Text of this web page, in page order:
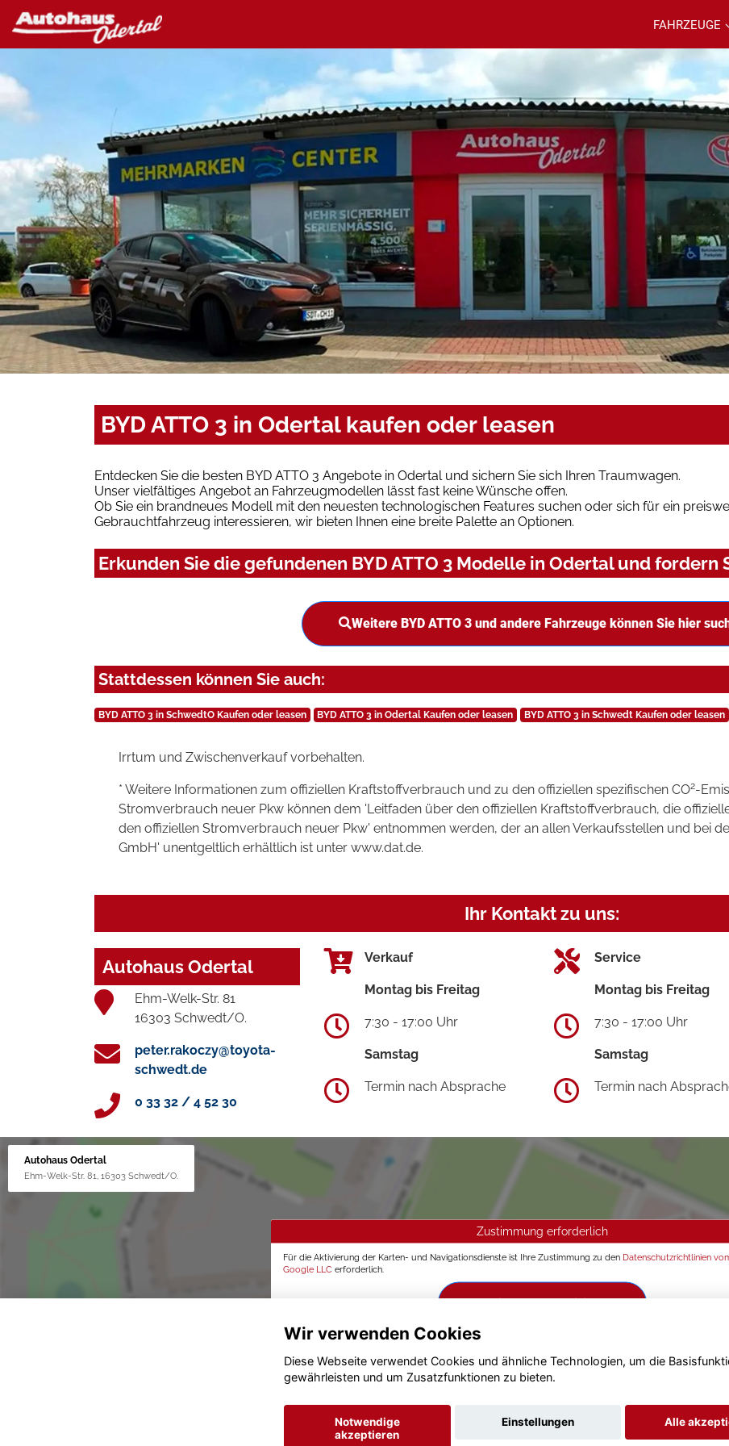
FAHRZEUGE
BYD ATTO 3 in Odertal kaufen oder leasen
Entdecken Sie die besten BYD ATTO 3 Angebote in Odertal und sichern Sie sich Ihren Traumwagen.
Unser vielfältiges Angebot an Fahrzeugmodellen lässt fast keine Wünsche offen.
Ob Sie ein brandneues Modell mit den neuesten technologischen Features suchen oder sich für ein
Gebrauchtfahrzeug interessieren, wir bieten Ihnen eine breite Palette an Optionen.
Erkunden Sie die gefundenen BYD ATTO 3 Modelle in Odertal und fordern
Weitere BYD ATTO 3 und andere Fahrzeuge können Sie hier
Stattdessen können Sie auch:
BYD ATTO 3 in SchwedtO Kaufen oder leasen BYD ATTO 3 in Odertal Kaufen oder leasen BYD ATTO 3 in Schwedt Kaufen oder leasen
Irrtum und Zwischenverkauf vorbehalten.
* Weitere Informationen zum offiziellen Kraftstoffverbrauch und zu den offiziellen spezifischen CO2-
Stromverbrauch neuer Pkw können dem 'Leitfaden über den offiziellen Kraftstoffverbrauch, die
den offiziellen Stromverbrauch neuer Pkw' entnommen werden, der an allen Verkaufsstellen und bei
GmbH' unentgeltlich erhältlich ist unter www.dat.de.
Ihr Kontakt zu uns:
Autohaus Odertal
Ehm-Welk-Str. 81
16303 Schwedt/O.
peter.rakoczy@toyota-
schwedt.de
0 33 32 / 4 52 30
Verkauf
Montag bis Freitag
7:30 - 17:00 Uhr
Samstag
Termin nach Absprache
Service
Montag bis Freitag
7:30 - 17:00 Uhr
Samstag
Termin nach
Autohaus Odertal
Ehm-Welk-Str. 81, 16303 Schwedt/O.
Zustimmung erforderlich
Für die Aktivierung der Karten- und Navigationsdienste ist Ihre Zustimmung zu den Datenschutzrichtlinien
Google LLC erforderlich.
Wir verwenden Cookies
Diese Webseite verwendet Cookies und ähnliche Technologien, um die
gewährleisten und um Zusatzfunktionen zu bieten.
Notwendige
akzeptieren
Einstellungen Alle